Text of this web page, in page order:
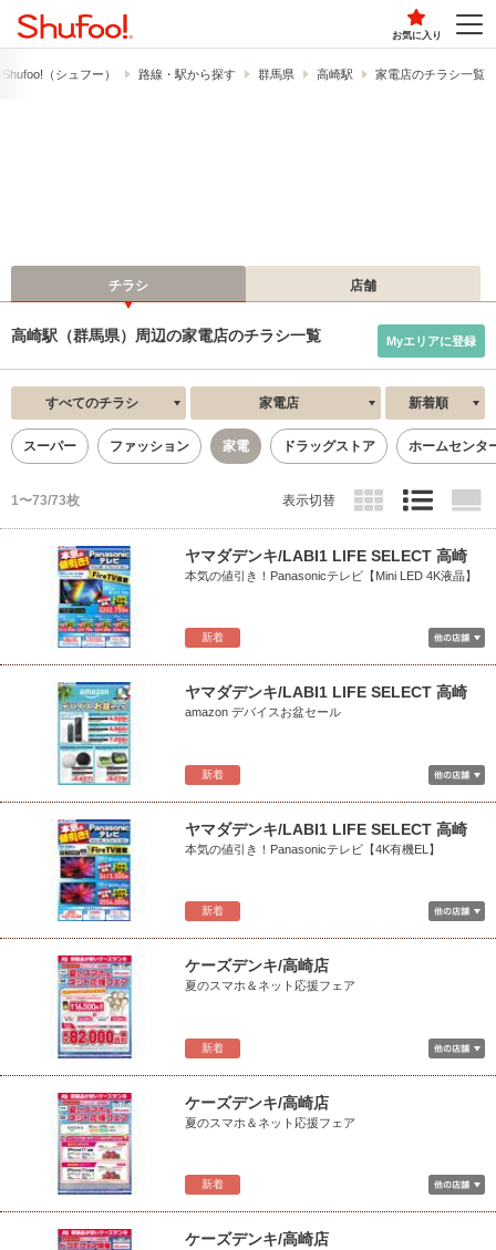
お気に入り
（シュフー） 路線・駅から探す 群馬県 高崎駅 家電店のチラシ一覧
チラシ 店舗
高崎駅（群馬県）周辺の家電店のチラシ一覧 Myエリアに登録
すべてのチラシ 家電店 新着順
スーパー ファッション 家電 ドラッグストア ホームセンタ
1〜73/73枚 表示切替
新着
ヤマダデンキ/LABI1 LIFE SELECT 高崎
本気の値引き！Panasonicテレビ【Mini LED 4K液晶】
新着
ヤマダデンキ/LABI1 LIFE SELECT 高崎
amazon デバイスお盆セール
新着
ヤマダデンキ/LABI1 LIFE SELECT 高崎
本気の値引き！Panasonicテレビ【4K有機EL】
新着
ケーズデンキ/高崎店
夏のスマホ＆ネット応援フェア
新着
ケーズデンキ/高崎店
夏のスマホ＆ネット応援フェア
ケーズデンキ/高崎店